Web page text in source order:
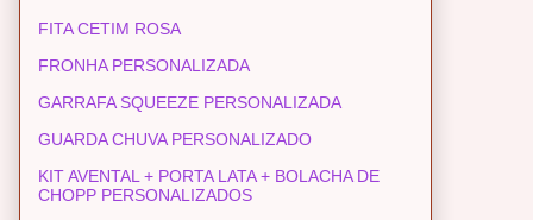
FITA CETIM ROSA
FRONHA PERSONALIZADA
GARRAFA SQUEEZE PERSONALIZADA
GUARDA CHUVA PERSONALIZADO
KIT AVENTAL + PORTA LATA + BOLACHA DE
CHOPP PERSONALIZADOS